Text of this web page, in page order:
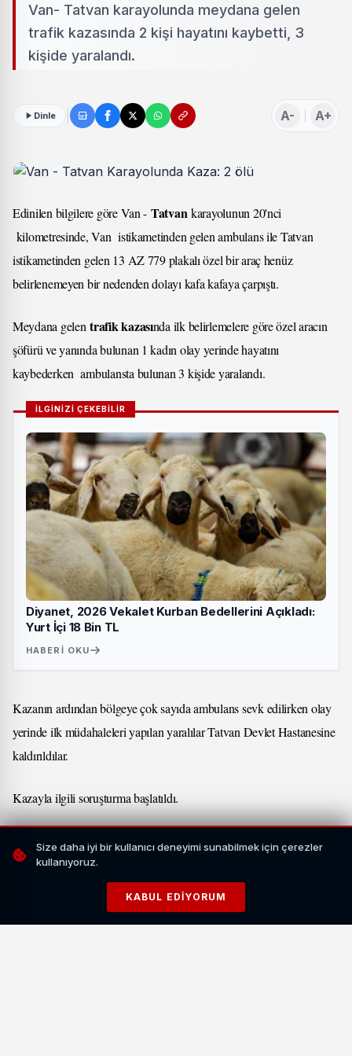
Van- Tatvan karayolunda meydana gelen
trafik kazasında 2 kişi hayatını kaybetti, 3
kişide yaralandı.
Dinle A- A+
Edinilen bilgilere göre Van - Tatvan karayolunun 20'nci
kilometresinde, Van istikametinden gelen ambulans ile Tatvan
istikametinden gelen 13 AZ 779 plakalı özel bir araç henüz
belirlenemeyen bir nedenden dolayı kafa kafaya çarpıştı.
Meydana gelentrafik kazasında ilk belirlemelere göre özel aracın
şöfürü ve yanında bulunan 1 kadın olay yerinde hayatını
kaybederken ambulansta bulunan 3 kişide yaralandı.
İLGİNİZİ ÇEKEBİLİR
Diyanet, 2026 Vekalet Kurban Bedellerini Açıkladı:
Yurt İçi 18 Bin TL
HABERI OKU
Kazanın ardından bölgeye çok sayıda ambulans sevk edilirken olay
yerinde ilk müdahaleleri yapılan yaralılar Tatvan Devlet Hastanesine
kaldırıldılar.
Kazayla ilgili soruşturma başlatıldı.
Benzer Haberler
Size daha iyi bir kullanıcı deneyimi sunabilmek için çerezler
kullanıyoruz.
KABUL EDIYORUM